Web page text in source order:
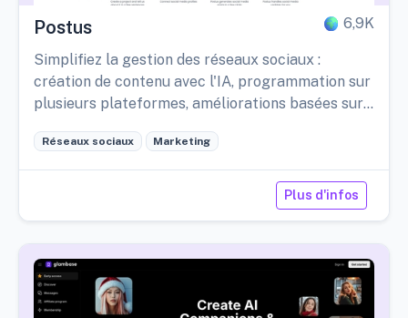
Postus 6,9K
Simplifiez la gestion des réseaux sociaux :
création de contenu avec l'IA, programmation sur
plusieurs plateformes, améliorations basées sur
Réseaux sociaux Marketing
Plus d'infos